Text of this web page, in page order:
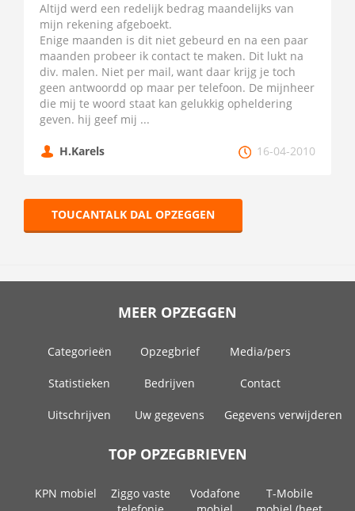
Altijd werd een redelijk bedrag maandelijks van
mijn rekening afgeboekt.
Enige maanden is dit niet gebeurd en na een paar
maanden probeer ik contact te maken. Dit lukt na
div. malen. Niet per mail, want daar krijg je toch
geen antwoordd op maar per telefoon. De mijnheer
die mij te woord staat kan gelukkig opheldering
geven. hij geef mij ...
H.Karels 16-04-2010
TOUCANTALK DAL OPZEGGEN
MEER OPZEGGEN
Categorieën Opzegbrief Media/pers
Statistieken Bedrijven Contact
Uitschrijven Uw gegevens Gegevens verwijderen
TOP OPZEGBRIEVEN
KPN mobiel
Ziggo vaste
Vodafone
T-Mobile